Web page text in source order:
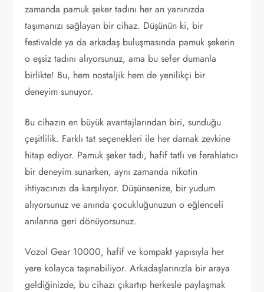
zamanda pamuk şeker tadını her an yanınızda
taşımanızı sağlayan bir cihaz. Düşünün ki, bir
festivalde ya da arkadaş buluşmasında pamuk şekerin
o eşsiz tadını alıyorsunuz, ama bu sefer dumanla
birlikte! Bu, hem nostaljik hem de yenilikçi bir
deneyim sunuyor.
Bu cihazın en büyük avantajlarından biri, sunduğu
çeşitlilik. Farklı tat seçenekleri ile her damak zevkine
hitap ediyor. Pamuk şeker tadı, hafif tatlı ve ferahlatıcı
bir deneyim sunarken, aynı zamanda nikotin
ihtiyacınızı da karşılıyor. Düşünsenize, bir yudum
alıyorsunuz ve anında çocukluğunuzun o eğlenceli
anılarına geri dönüyorsunuz.
Vozol Gear 10000, hafif ve kompakt yapısıyla her
yere kolayca taşınabiliyor. Arkadaşlarınızla bir araya
geldiğinizde, bu cihazı çıkartıp herkesle paylaşmak